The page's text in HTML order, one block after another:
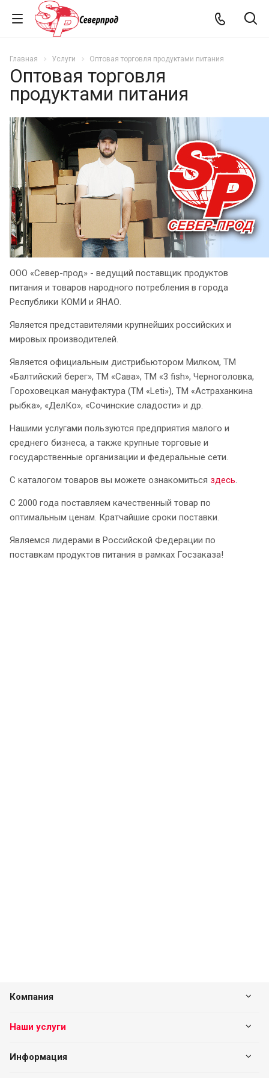
Главная Услуги Оптовая торговля продуктами питания
Оптовая торговля
продуктами питания
ООО «Север-прод» - ведущий поставщик продуктов
питания и товаров народного потребления в города
Республики КОМИ и ЯНАО.
Является представителями крупнейших российских и
мировых производителей.
Является официальным дистрибьютором Милком, ТМ
«Балтийский берег», ТМ «Сава», ТМ «3 fish», Черноголовка,
Гороховецкая мануфактура (ТМ «Leti»), ТМ «Астраханкина
рыбка», «ДелКо», «Сочинские сладости» и др.
Нашими услугами пользуются предприятия малого и
среднего бизнеса, а также крупные торговые и
государственные организации и федеральные сети.
С каталогом товаров вы можете ознакомиться здесь.
С 2000 года поставляем качественный товар по
оптимальным ценам. Кратчайшие сроки поставки.
Являемся лидерами в Российской Федерации по
поставкам продуктов питания в рамках Госзаказа!
Компания
Наши услуги
Информация